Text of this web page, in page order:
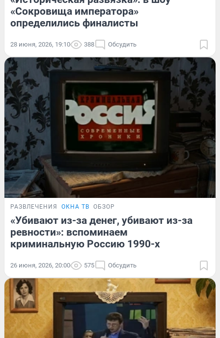
«Сокровища императора»
определились финалисты
28 июня, 2026, 19:10 388 Обсудить
РАЗВЛЕЧЕНИЯ ОКНА ТВ ОБЗОР
«Убивают из-за денег, убивают из-за
ревности»: вспоминаем
криминальную Россию 1990-х
26 июня, 2026, 20:00 575 Обсудить